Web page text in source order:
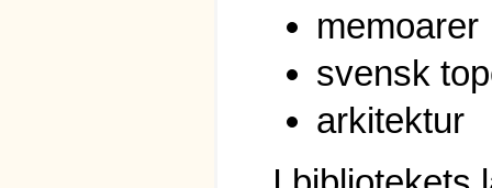
memoarer
svensk
arkitektur